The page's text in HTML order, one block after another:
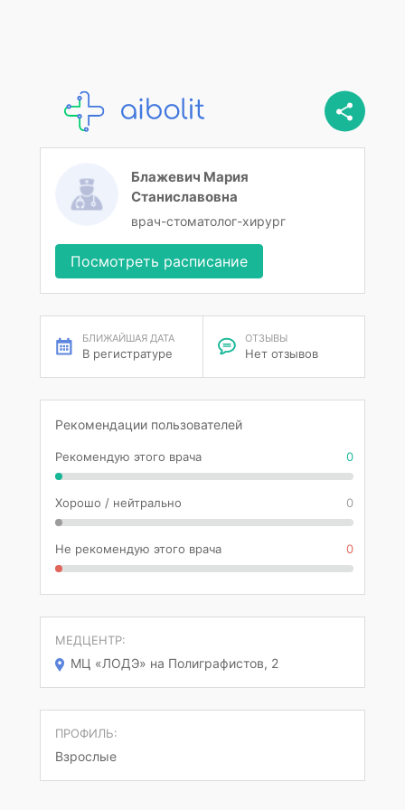
Блажевич Мария
Станиславовна
врач-стоматолог-хирург
Посмотреть расписание
БЛИЖАЙШАЯ ДАТА
В регистратуре
ОТЗЫВЫ
Нет отзывов
Рекомендации пользователей
Рекомендую этого врача 0
Хорошо / нейтрально 0
Не рекомендую этого врача 0
МЕДЦЕНТР:
МЦ «ЛОДЭ» на Полиграфистов, 2
ПРОФИЛЬ:
Взрослые